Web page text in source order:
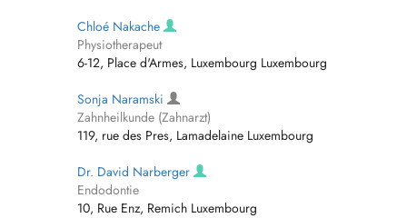
Chloé Nakache
Physiotherapeut
6-12, Place d'Armes, Luxembourg Luxembourg
Sonja Naramski
Zahnheilkunde (Zahnarzt)
119, rue des Pres, Lamadelaine Luxembourg
Dr. David Narberger
Endodontie
10, Rue Enz, Remich Luxembourg